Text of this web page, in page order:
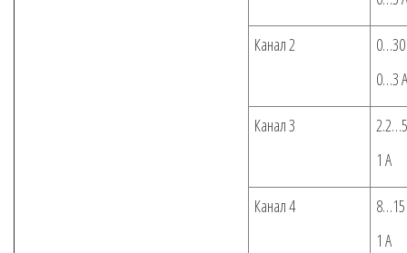
Канал 2
0…3 A
Канал 3
1 А
Канал 4
1 А